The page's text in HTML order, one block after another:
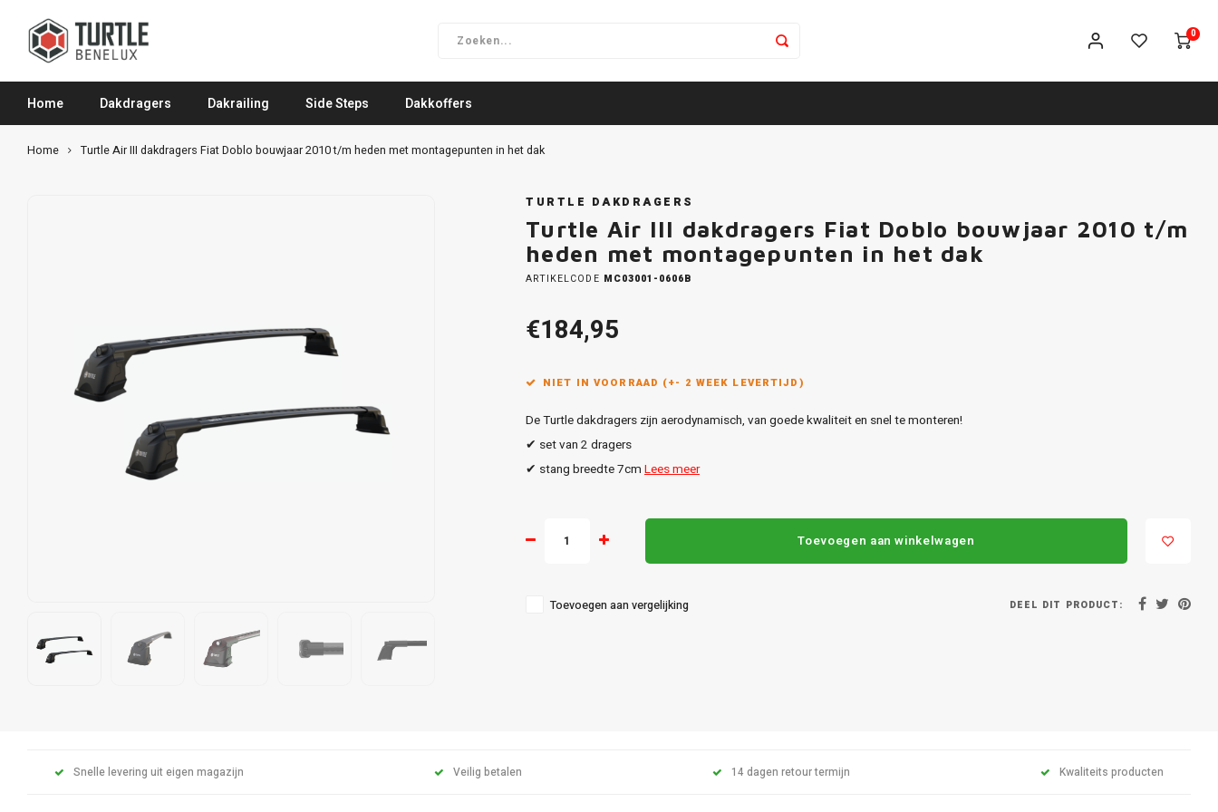
0
Home Dakdragers Dakrailing Side Steps Dakkoffers
Home Turtle Air III dakdragers Fiat Doblo bouwjaar 2010 t/m heden met montagepunten in het dak
TURTLE DAKDRAGERS
Turtle Air III dakdragers Fiat Doblo bouwjaar 2010 t/m
heden met montagepunten in het dak
ARTIKELCODE MC03001-0606B
€184,95
NIET IN VOORRAAD (+- 2 WEEK LEVERTIJD)
De Turtle dakdragers zijn aerodynamisch, van goede kwaliteit en snel te monteren!
✔ set van 2 dragers
✔ stang breedte 7cm Lees meer
Toevoegen aan winkelwagen
Toevoegen aan vergelijking DEEL DIT PRODUCT:
Snelle levering uit eigen magazijn Veilig betalen 14 dagen retour termijn Kwaliteits producten